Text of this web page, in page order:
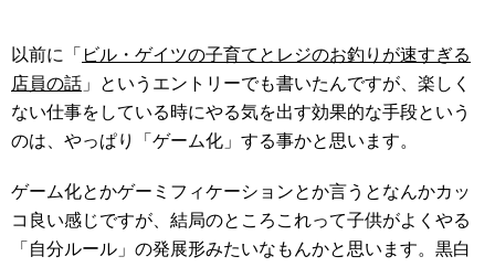
以前に「 ビル・ゲイツの子育てとレジのお釣りが速すぎる
店員の話 」というエントリーでも書いたんですが、楽しく
ない仕事をしている時にやる気を出す効果的な手段という
のは、やっぱり「ゲーム化」する事かと思います。
ゲーム化とかゲーミフィケーションとか言うとなんかカッ
コ良い感じですが、結局のところこれって子供がよくやる
「自分ルール」の発展形みたいなもんかと思います。黒白